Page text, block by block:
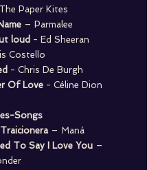
Paper Kites
– Parmalee
loud - Ed Sheeran
Costello
- Chris De Burgh
Of Love - Céline Dion
Songs
– Maná
To Say I Love You –